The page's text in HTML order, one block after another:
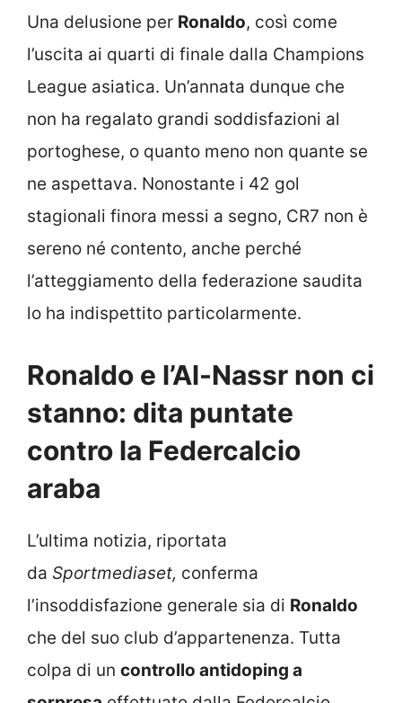
Una delusione per Ronaldo, così come
l’uscita ai quarti di finale dalla Champions
League asiatica. Un’annata dunque che
non ha regalato grandi soddisfazioni al
portoghese, o quanto meno non quante se
ne aspettava. Nonostante i 42 gol
stagionali finora messi a segno, CR7 non è
sereno né contento, anche perché
l’atteggiamento della federazione saudita
lo ha indispettito particolarmente.
Ronaldo e l’Al-Nassr non ci
stanno: dita puntate
contro la Federcalcio
araba
L’ultima notizia, riportata
da Sportmediaset, conferma
l’insoddisfazione generale sia di Ronaldo
che del suo club d’appartenenza. Tutta
colpa di un controllo antidoping a